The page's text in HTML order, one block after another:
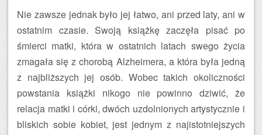
Nie zawsze jednak było jej łatwo, ani przed laty, ani w
ostatnim czasie. Swoją książkę zaczęła pisać po
śmierci matki, która w ostatnich latach swego życia
zmagała się z chorobą Alzheimera, a która była jedną
z najbliższych jej osób. Wobec takich okoliczności
powstania książki nikogo nie powinno dziwić, że
relacja matki i córki, dwóch uzdolnionych artystycznie i
bliskich sobie kobiet, jest jednym z najistotniejszych